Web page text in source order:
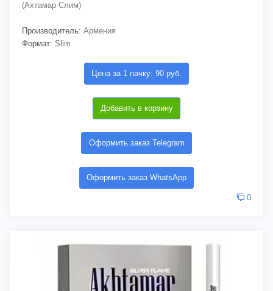
(Ахтамар Слим)
Производитель: Армения
Формат: Slim
Цена за 1 пачку: 90 руб.
Добавить в корзину
Оформить заказ Telegram
Оформить заказ WhatsApp
0